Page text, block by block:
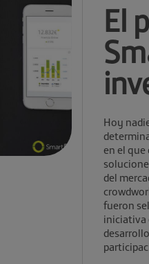
El
Hoy
en el que
del
fueron
iniciativa